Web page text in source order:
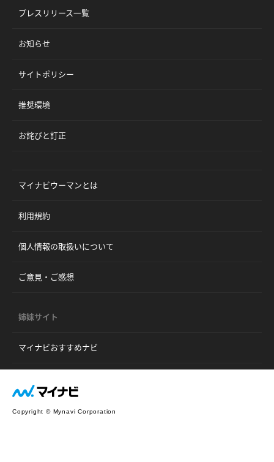
プレスリリース一覧
お知らせ
サイトポリシー
推奨環境
お詫びと訂正
マイナビウーマンとは
利用規約
個人情報の取扱いについて
ご意見・ご感想
姉妹サイト
マイナビおすすめナビ
Copyright © Mynavi Corporation